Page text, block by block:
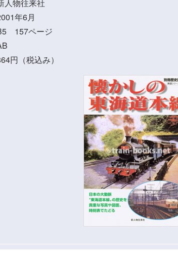
人物往来社
年6月
157ページ
円（税込み）